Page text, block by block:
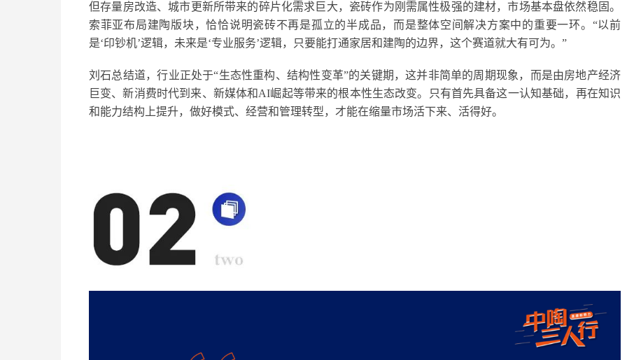
但存量房改造、城市更新所带来的碎片化需求巨大，瓷砖作为刚需属性极强的建材，市场基本盘依然稳固。
索菲亚布局建陶版块，恰恰说明瓷砖不再是孤立的半成品，而是整体空间解决方案中的重要一环。 “以前
是‘印钞机’逻辑，未来是‘专业服务’逻辑，只要能打通家居和建陶的边界，这个赛道就大有可为。 ”
刘石总结道，行业正处于“生态性重构、结构性变革”的关键期，这并非简单的周期现象，而是由房地产经济
巨变、新消费时代到来、新媒体和AI崛起等带来的根本性生态改变。只有首先具备这一认知基础，再在知识
和能力结构上提升， 做好模式、经营和管理转型，才能在缩量市场活下来、活得好。